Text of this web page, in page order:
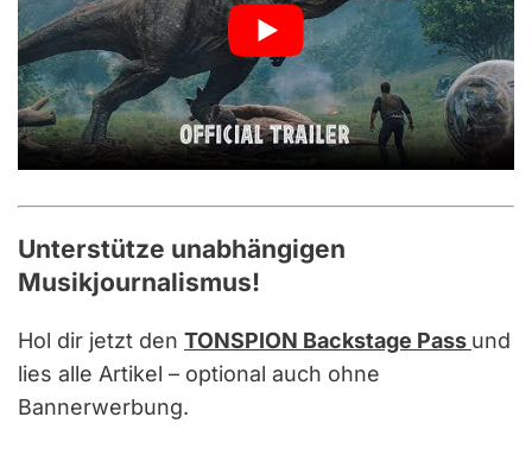
Unterstütze unabhängigen
Musikjournalismus!
Hol dir jetzt den TONSPION Backstage Pass und
lies alle Artikel – optional auch ohne
Bannerwerbung.